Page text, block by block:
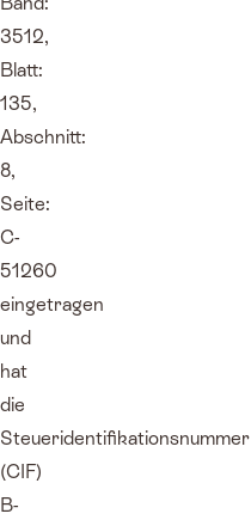
3512,
Blatt:
135,
Abschnitt:
8,
Seite:
C-
51260
eingetragen
und
hat
die
Steueridentifikationsnummer
(CIF)
B-